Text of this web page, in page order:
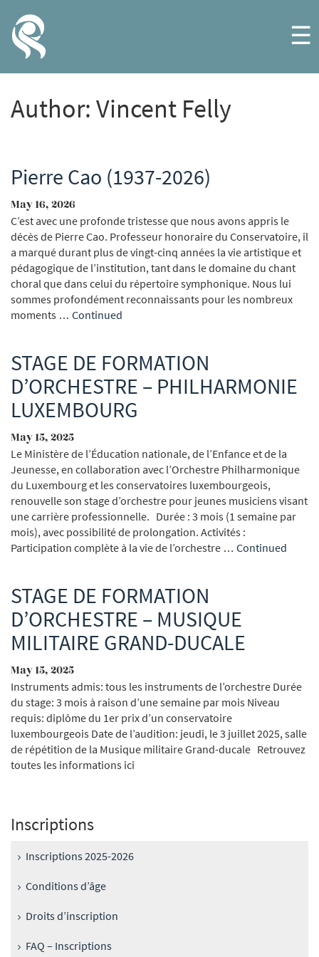
☰
Author: Vincent Felly
Pierre Cao (1937-2026)
May 16, 2026
C’est avec une profonde tristesse que nous avons appris le
décès de Pierre Cao. Professeur honoraire du Conservatoire, il
a marqué durant plus de vingt-cinq années la vie artistique et
pédagogique de l’institution, tant dans le domaine du chant
choral que dans celui du répertoire symphonique. Nous lui
sommes profondément reconnaissants pour les nombreux
moments … Continued
STAGE DE FORMATION
D’ORCHESTRE – PHILHARMONIE
LUXEMBOURG
May 15, 2025
Le Ministère de l’Éducation nationale, de l’Enfance et de la
Jeunesse, en collaboration avec l’Orchestre Philharmonique
du Luxembourg et les conservatoires luxembourgeois,
renouvelle son stage d’orchestre pour jeunes musiciens visant
une carrière professionnelle. Durée : 3 mois (1 semaine par
mois), avec possibilité de prolongation. Activités :
Participation complète à la vie de l’orchestre … Continued
STAGE DE FORMATION
D’ORCHESTRE – MUSIQUE
MILITAIRE GRAND-DUCALE
May 15, 2025
Instruments admis: tous les instruments de l’orchestre Durée
du stage: 3 mois à raison d’une semaine par mois Niveau
requis: diplôme du 1er prix d’un conservatoire
luxembourgeois Date de l’audition: jeudi, le 3 juillet 2025, salle
de répétition de la Musique militaire Grand-ducale Retrouvez
toutes les informations ici
Inscriptions
Inscriptions 2025-2026
Conditions d’âge
Droits d’inscription
FAQ – Inscriptions